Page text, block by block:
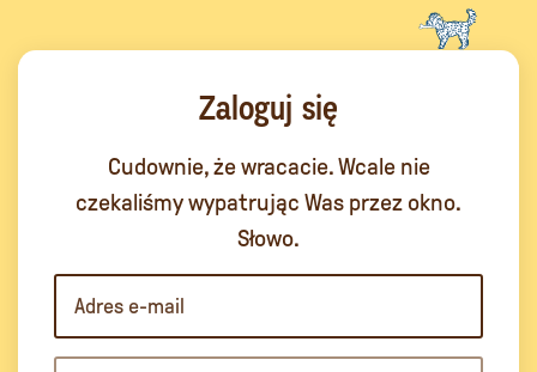
Zaloguj się
Cudownie, że wracacie. Wcale nie
czekaliśmy wypatrując Was przez okno.
Słowo.